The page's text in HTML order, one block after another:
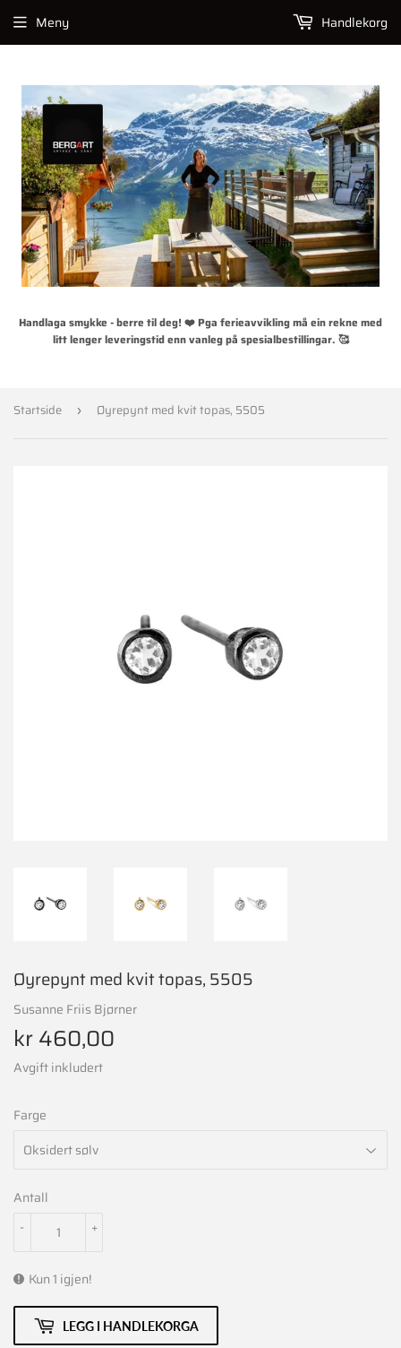
Handlaga smykke - berre til deg! ❤️ Pga ferieavvikling må ein rekne med
litt lenger leveringstid enn vanleg på spesialbestillingar. 🥰
Meny Handlekorg
Startside › Øyrepynt med kvit topas, 5505
Øyrepynt med kvit topas, 5505
Susanne Friis Bjørner
kr 460,00
Avgift inkludert
Farge
Antall
+
-
Kun 1 igjen!
LEGG I HANDLEKORGA